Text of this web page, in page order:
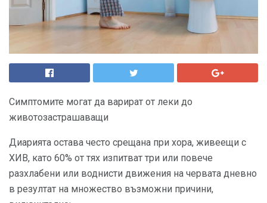
Симптомите могат да варират от леки до
животозастрашаващи
Диарията остава често срещана при хора, живеещи с
ХИВ, като 60% от тях изпитват три или повече
разхлабени или воднисти движения на червата дневно
в резултат на множество възможни причини,